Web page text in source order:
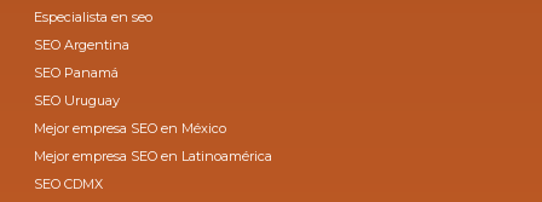
Especialista en seo
SEO Argentina
SEO Panamá
SEO Uruguay
Mejor empresa SEO en México
Mejor empresa SEO en Latinoamérica
SEO CDMX